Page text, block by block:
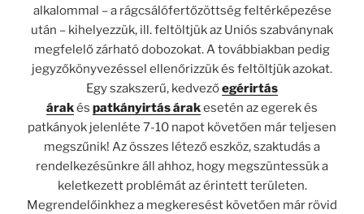
alkalommal – a rágcsálófertőzöttség feltérképezése
után – kihelyezzük, ill. feltöltjük az Uniós szabványnak
megfelelő zárható dobozokat. A továbbiakban pedig
jegyzőkönyvezéssel ellenőrizzük és feltöltjük azokat.
Egy szakszerű, kedvezőegérirtás
árakés patkányirtás árakesetén az egerek és
patkányok jelenléte 7-10 napot követően már teljesen
megszűnik! Az összes létező eszköz, szaktudás a
rendelkezésünkre áll ahhoz, hogy megszüntessük a
keletkezett problémát az érintett területen.
Megrendelőinkhez a megkeresést követően már rövid